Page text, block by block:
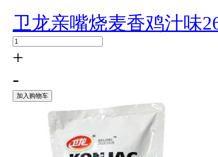
卫龙亲嘴烧麦香鸡汁味
+
-
加入购物车